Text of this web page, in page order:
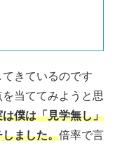
きているのです
を当ててみようと思
は僕は「見学無し」
ました。倍率で言